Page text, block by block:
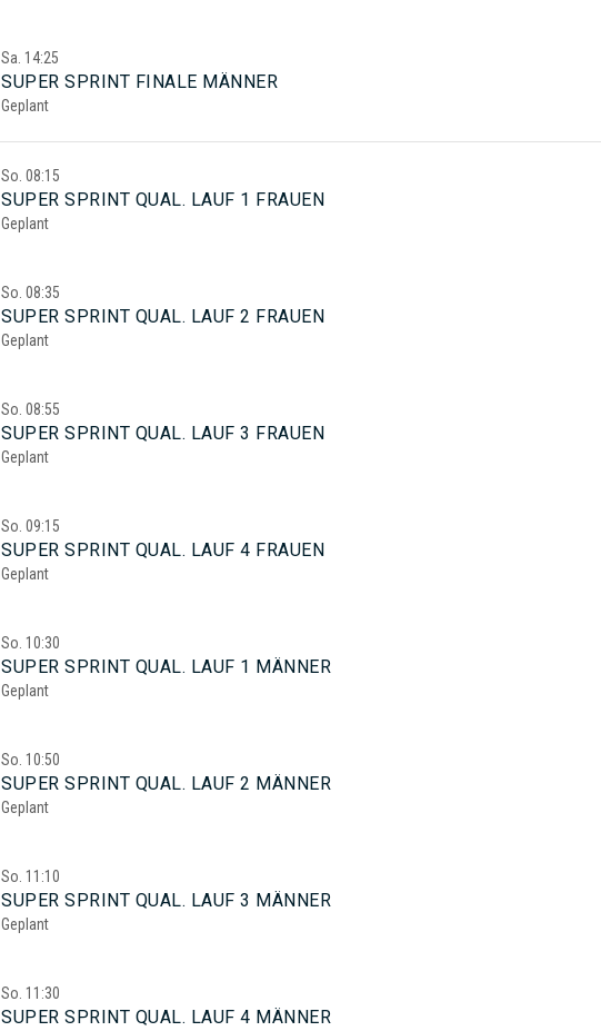
Sa. 14:25
SUPER SPRINT FINALE MÄNNER
Geplant
So. 08:15
SUPER SPRINT QUAL. LAUF 1 FRAUEN
Geplant
So. 08:35
SUPER SPRINT QUAL. LAUF 2 FRAUEN
Geplant
So. 08:55
SUPER SPRINT QUAL. LAUF 3 FRAUEN
Geplant
So. 09:15
SUPER SPRINT QUAL. LAUF 4 FRAUEN
Geplant
So. 10:30
SUPER SPRINT QUAL. LAUF 1 MÄNNER
Geplant
So. 10:50
SUPER SPRINT QUAL. LAUF 2 MÄNNER
Geplant
So. 11:10
SUPER SPRINT QUAL. LAUF 3 MÄNNER
Geplant
So. 11:30
SUPER SPRINT QUAL. LAUF 4 MÄNNER